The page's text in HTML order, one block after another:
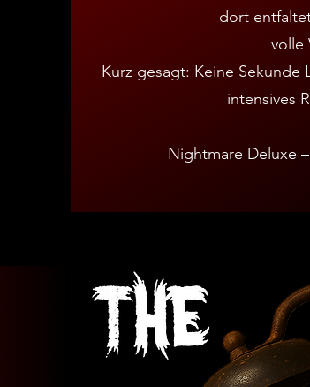
dort
volle
Kurz gesagt: Keine
intensives
Nightmare Deluxe